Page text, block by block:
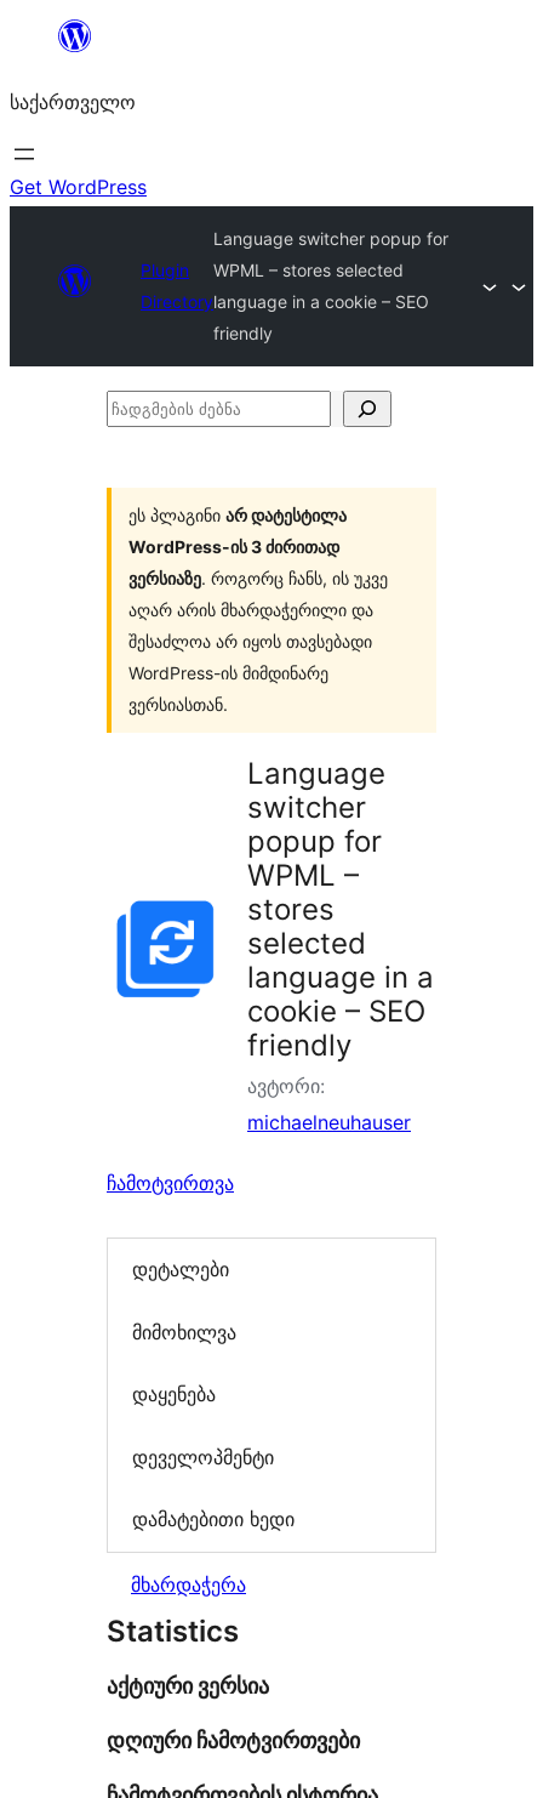
შიგთავსზე
საქართველო
Get WordPress
Plugin
Directory
Language switcher popup for
WPML – stores selected
language in a cookie – SEO
friendly
ჩადგმების
ეს პლაგინი არ დატესტილა
WordPress-ის 3 ძირითად
ვერსიაზე. როგორც ჩანს, ის უკვე
აღარ არის მხარდაჭერილი და
შესაძლოა არ იყოს თავსებადი
WordPress-ის მიმდინარე
ვერსიასთან.
Language
switcher
popup for
WPML –
stores
selected
language in a
cookie – SEO
friendly
ავტორი:
michaelneuhauser
ჩამოტვირთვა
დეტალები
მიმოხილვა
დაყენება
დეველოპმენტი
დამატებითი ხედი
მხარდაჭერა
Statistics
აქტიური ვერსია
დღიური ჩამოტვირთვები